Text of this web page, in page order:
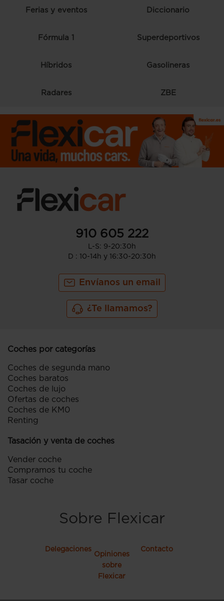
Ferias y eventos Diccionario
Fórmula 1 Superdeportivos
Híbridos Gasolineras
Radares ZBE
910 605 222
L-S: 9-20:30h
D : 10-14h y 16:30-20:30h
Envíanos un email
¿Te llamamos?
Coches por categorías
Coches de segunda mano
Coches baratos
Coches de lujo
Ofertas de coches
Coches de KM0
Renting
Tasación y venta de coches
Vender coche
Compramos tu coche
Tasar coche
Sobre Flexicar
Delegaciones
Opiniones
sobre
Flexicar
Contacto